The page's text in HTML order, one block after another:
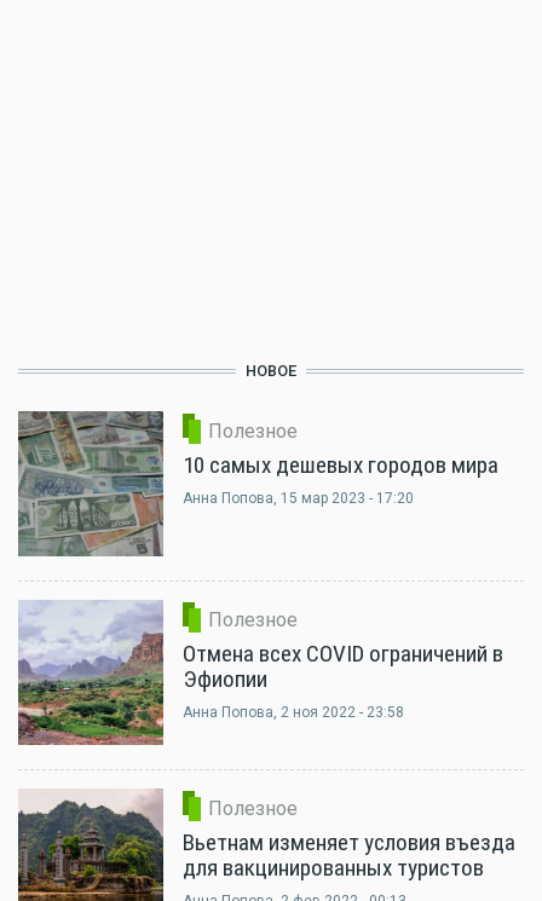
НОВОЕ
Полезное
10 самых дешевых городов мира
Анна Попова, 15 мар 2023 - 17:20
Полезное
Отмена всех COVID ограничений в
Эфиопии
Анна Попова, 2 ноя 2022 - 23:58
Полезное
Вьетнам изменяет условия въезда
для вакцинированных туристов